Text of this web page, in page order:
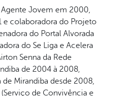
Jovem em 2000,
e colaboradora do Projeto
do Portal Alvorada
do Se Liga e Acelera
Senna da Rede
de 2004 à 2008,
Mirandiba desde 2008,
de Convivência e